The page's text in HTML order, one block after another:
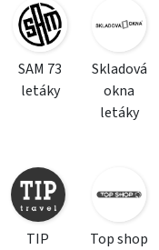
SAM 73
letáky
Skladová
okna
letáky
TIP
Top shop